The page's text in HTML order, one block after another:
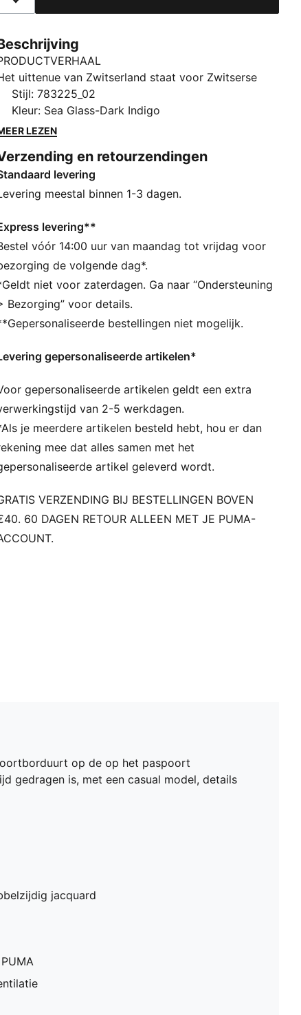
uittenue van Zwitserland staat voor Zwitserse
met een wit-turquoise topografisch ontwerp
voortborduurt op de op het paspoort
details van het thuistenue. Het
wedstrijd gedragen is, met een casual model,
en materialen die ideaal zijn voor zowel de
als voor dagelijks gebruik.
Technische dryCELL-materialen
vocht van de huid af zodat je droog en
blijft
Als onderdeel van het RE:FIBRE programma is dit
kledingstuk gemaakt van minstens 95% gerecycled
uit textielafval en andere gebruikte
Normaal
Ronde hals
mouwen
van Team en PUMA
Panden van mesh voor ventilatie
Stijl:783225_02
Kleur: Sea Glass-Dark Indigo
LEZEN
en retourzendingen
levering
meestal binnen 1-3 dagen.
levering**
vóór 14:00 uur van maandag tot vrijdag voor
de volgende dag*.
niet voor zaterdagen. Ga naar “Ondersteuning
Bezorging” voor details.
bestellingen niet mogelijk.
gepersonaliseerde artikelen*
gepersonaliseerde artikelen geldt een extra
van 2-5 werkdagen.
je meerdere artikelen besteld hebt, hou er dan
mee dat alles samen met het
artikel geleverd wordt.
VERZENDING BIJ BESTELLINGEN BOVEN
60 DAGEN RETOUR ALLEEN MET JE PUMA-
op de op het paspoort
gedragen is, met een casual model, details
jacquard